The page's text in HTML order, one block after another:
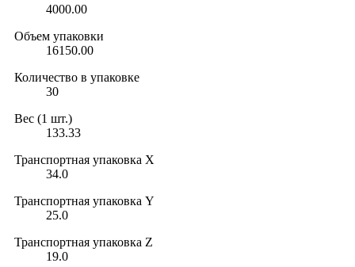
4000.00
Объем упаковки
16150.00
Количество в упаковке
30
Вес (1 шт.)
133.33
Транспортная упаковка X
34.0
Транспортная упаковка Y
25.0
Транспортная упаковка Z
19.0